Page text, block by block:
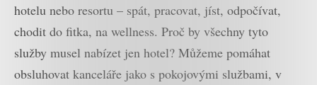
hotelu nebo resortu – spát, pracovat, jíst, odpočívat,
chodit do fitka, na wellness. Proč by všechny tyto
služby musel nabízet jen hotel? Můžeme pomáhat
obsluhovat kanceláře jako s pokojovými službami, v